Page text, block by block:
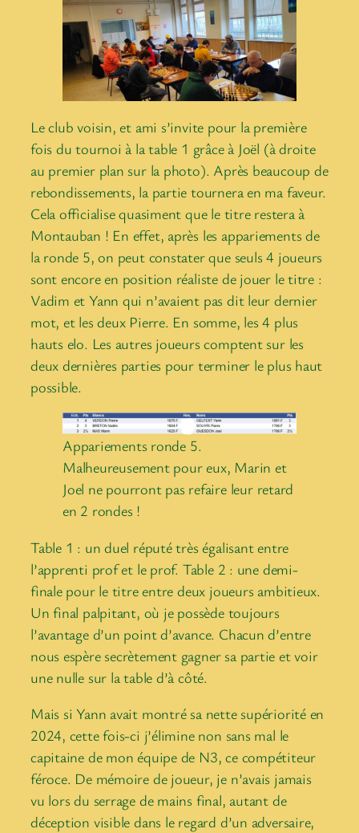
Le club voisin, et ami s’invite pour la première
fois du tournoi à la table 1 grâce à Joël (à droite
au premier plan sur la photo). Après beaucoup de
rebondissements, la partie tournera en ma faveur.
Cela officialise quasiment que le titre restera à
Montauban ! En effet, après les appariements de
la ronde 5, on peut constater que seuls 4 joueurs
sont encore en position réaliste de jouer le titre :
Vadim et Yann qui n’avaient pas dit leur dernier
mot, et les deux Pierre. En somme, les 4 plus
hauts elo. Les autres joueurs comptent sur les
deux dernières parties pour terminer le plus haut
possible.
Appariements ronde 5.
Malheureusement pour eux, Marin et
Joel ne pourront pas refaire leur retard
en 2 rondes !
Table 1 : un duel réputé très égalisant entre
l’apprenti prof et le prof. Table 2 : une demi-
finale pour le titre entre deux joueurs ambitieux.
Un final palpitant, où je possède toujours
l’avantage d’un point d’avance. Chacun d’entre
nous espère secrètement gagner sa partie et voir
une nulle sur la table d’à côté.
Mais si Yann avait montré sa nette supériorité en
2024, cette fois-ci j’élimine non sans mal le
capitaine de mon équipe de N3, ce compétiteur
féroce. De mémoire de joueur, je n’avais jamais
vu lors du serrage de mains final, autant de
déception visible dans le regard d’un adversaire,